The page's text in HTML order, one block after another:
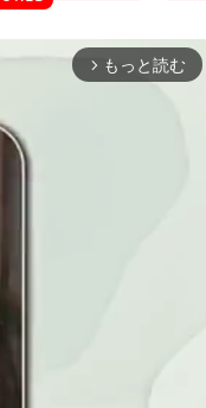
arrow_forward_ios もっと読む